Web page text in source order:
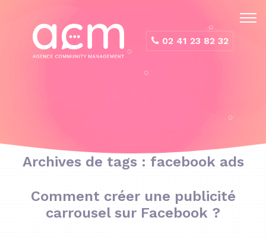
02 41 23 82 32
Archives de tags : facebook ads
Comment créer une publicité
carrousel sur Facebook ?